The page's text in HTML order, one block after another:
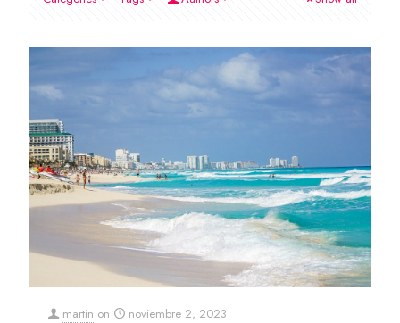
martin on noviembre 2, 2023